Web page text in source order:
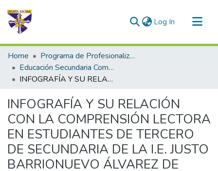
Log In (current)
Communities & Collections
All of DSpace
Statistics
Home
Programa de Profesionalización Docente - Trabajos de Investigación
Educación Secundaria Comunicación
INFOGRAFÍA Y SU RELACIÓN CON LA COMPRENSIÓN LECTORA EN ESTUDIANTES DE TERCERO DE SECUNDARIA DE LA I.E. JUSTO BARRIONUEVO ÁLVAREZ DE OROPESA, CUSCO - 2025
INFOGRAFÍA Y SU RELACIÓN
CON LA COMPRENSIÓN LECTORA
EN ESTUDIANTES DE TERCERO
DE SECUNDARIA DE LA I.E. JUSTO
BARRIONUEVO ÁLVAREZ DE